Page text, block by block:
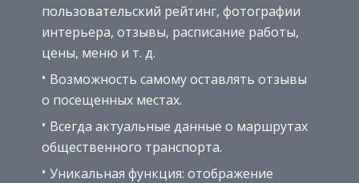
пользовательский рейтинг, фотографии
интерьера, отзывы, расписание работы,
цены, меню и т. д.
Возможность самому оставлять отзывы
о посещенных местах.
Всегда актуальные данные о маршрутах
общественного транспорта.
Уникальная функция: отображение